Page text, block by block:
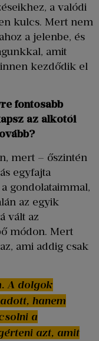
a valódi
kulcs. Mert nem
a jelenbe, és
amit
kezdődik el
fontosabb
az alkotói
mert – őszintén
egyfajta
gondolataimmal,
az egyik
vált az
módon. Mert
ami addig csak
A dolgok
hanem
a
azt, amit